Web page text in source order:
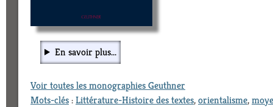
En savoir plus...
Voir toutes les monographies Geuthner
Mots-clés:Littérature-Histoire des textes,orientalisme,